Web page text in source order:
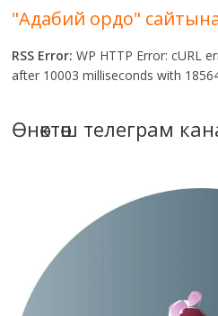
"Адабий ордо"
RSS Error: WP HTTP Error: cURL
after 10003 milliseconds with
Өнөктөш телеграм